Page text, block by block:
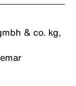
& co. kg,